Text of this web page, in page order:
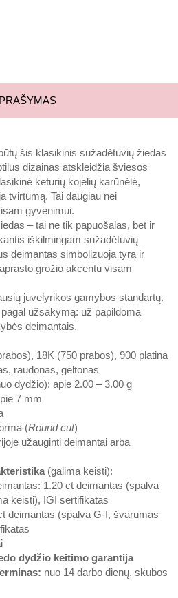
šis klasikinis sužadėtuvių žiedas
dizainas atskleidžia šviesos
keturių kojelių karūnėlė,
tvirtumą. Tai daugiau nei
gyvenimui.
– tai ne tik papuošalas, bet ir
iškilmingam sužadėtuvių
deimantas simbolizuoja tyrą ir
grožio akcentu visam
juvelyrikos gamybos standartų.
užsakymą: už papildomą
deimantais.
18K (750 prabos), 900 platina
raudonas, geltonas
dydžio): apie 2.00 – 3.00 g
7 mm
(Round cut)
užauginti deimantai arba
(galima keisti):
1.20 ct deimantas (spalva
keisti), IGI sertifikatas
deimantas (spalva G-I, švarumas
dydžio keitimo garantija
: nuo 14 darbo dienų, skubos